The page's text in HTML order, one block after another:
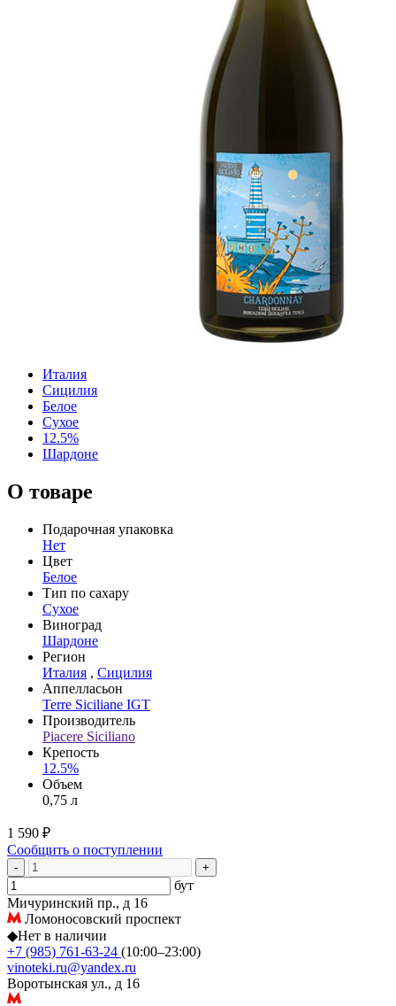
Италия
Сицилия
Белое
Сухое
12.5%
Шардоне
О товаре
Подарочная упаковка
Нет
Цвет
Белое
Тип по сахару
Сухое
Виноград
Шардоне
Регион
Италия , Сицилия
Аппелласьон
Terre Siciliane IGT
Производитель
Piacere Siciliano
Крепость
12.5%
Объем
0,75 л
1 590 ₽
Сообщить о поступлении
- +
бут
Мичуринский пр., д 16
Ломоносовский проспект
◆Нет в наличии
+7 (985) 761-63-24 (10:00–23:00)
vinoteki.ru@yandex.ru
Воротынская ул., д 16